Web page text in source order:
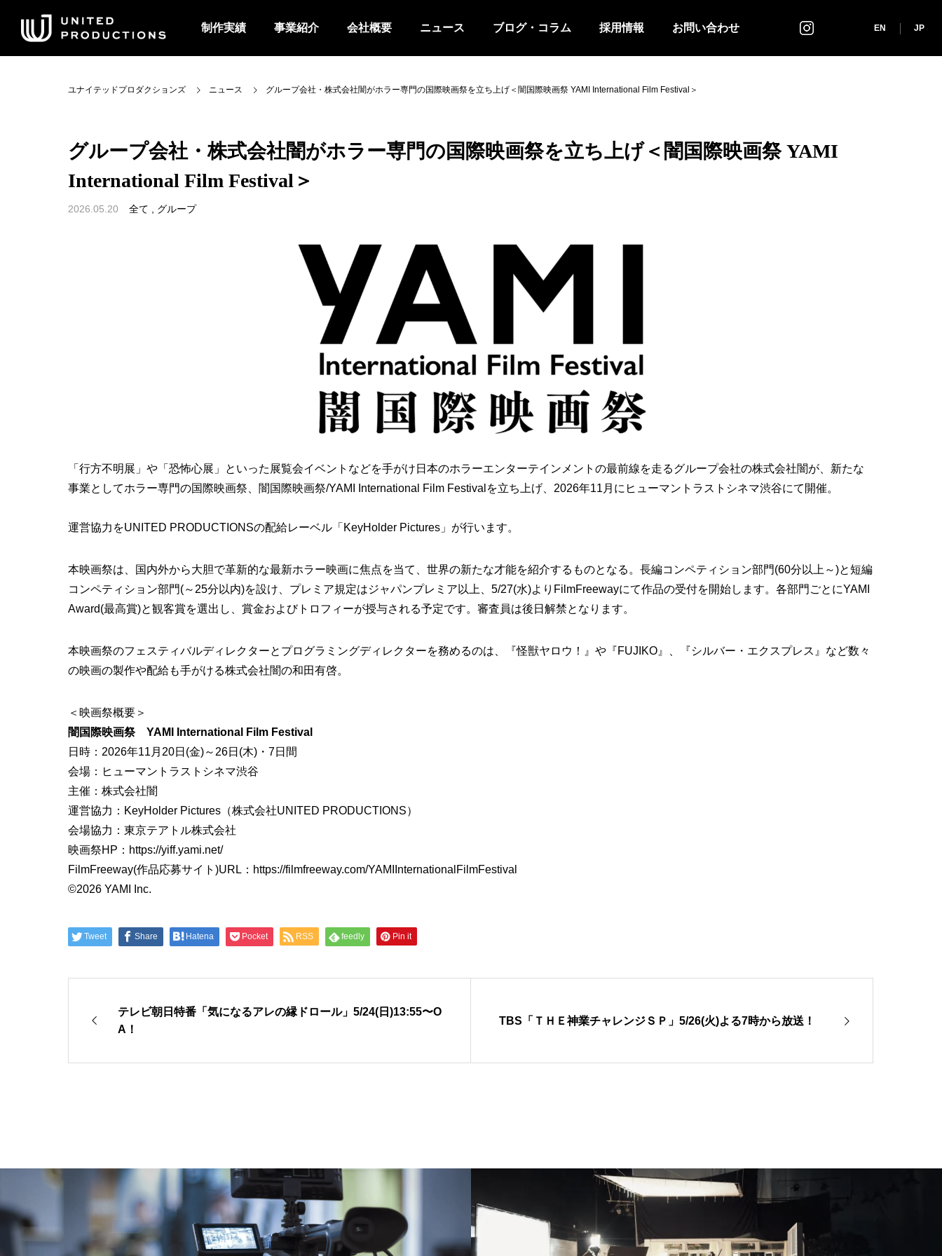
制作実績 事業紹介 会社概要 ニュース ブログ・コラム 採用情報 お問い合わせ インスタグラム EN JP
ユナイテッドプロダクションズ ニュース グループ会社・株式会社闇がホラー専門の国際映画祭を立ち上げ＜闇国際映画祭 YAMI International Film Festival＞
グループ会社・株式会社闇がホラー専門の国際映画祭を立ち上げ＜闇国際映画祭 YAMI
International Film Festival＞
2026.05.20 全て グループ
「行方不明展」や「恐怖心展」といった展覧会イベントなどを手がけ日本のホラーエンターテインメントの最前線を走るグループ会社の株式会社闇が、新たな
事業としてホラー専門の国際映画祭、闇国際映画祭/YAMI International Film Festivalを立ち上げ、2026年11月にヒューマントラストシネマ渋谷にて開催。
運営協力をUNITED PRODUCTIONSの配給レーベル「KeyHolder Pictures」が行います。
本映画祭は、国内外から大胆で革新的な最新ホラー映画に焦点を当て、世界の新たな才能を紹介するものとなる。長編コンペティション部門(60分以上～)と短編
コンペティション部門(～25分以内)を設け、プレミア規定はジャパンプレミア以上、5/27(水)よりFilmFreewayにて作品の受付を開始します。各部門ごとにYAMI
Award(最高賞)と観客賞を選出し、賞金およびトロフィーが授与される予定です。審査員は後日解禁となります。
本映画祭のフェスティバルディレクターとプログラミングディレクターを務めるのは、『怪獣ヤロウ！』や『FUJIKO』、『シルバー・エクスプレス』など数々
の映画の製作や配給も手がける株式会社闇の和田有啓。
＜映画祭概要＞
闇国際映画祭 YAMI International Film Festival
日時：2026年11月20日(金)～26日(木)・7日間
会場：ヒューマントラストシネマ渋谷
主催：株式会社闇
運営協力：KeyHolder Pictures（株式会社UNITED PRODUCTIONS）
会場協力：東京テアトル株式会社
映画祭HP： https://yiff.yami.net/
FilmFreeway(作品応募サイト)URL： https://filmfreeway.com/YAMIInternationalFilmFestival
©2026 YAMI Inc.
Tweet Share Hatena Pocket RSS feedly Pin it
テレビ朝日特番「気になるアレの縁ドロール」5/24(日)13:55〜O
A！
TBS「ＴＨＥ神業チャレンジＳＰ」5/26(火)よる7時から放送！